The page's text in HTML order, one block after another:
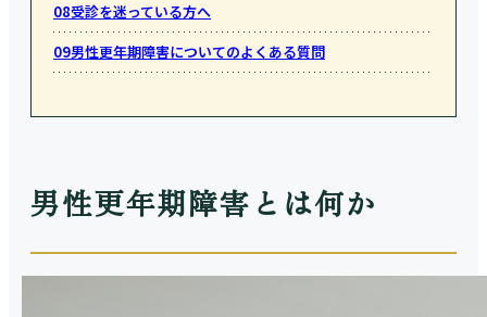
08受診を迷っている方へ
09男性更年期障害についてのよくある質問
男性更年期障害とは何か